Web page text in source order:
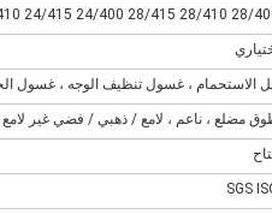
28/400 28/410 28/415 24/400 24/
الاستحمام ، غسول تنظيف الوجه ، غسول
مضلع ، ناعم ، لامع / ذهبي / فضي غير لامع
SGS